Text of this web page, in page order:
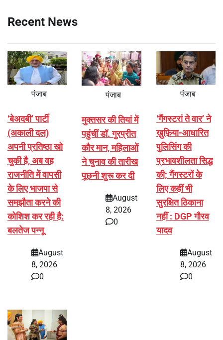
Recent News
पंजाब
‘बेअदबी’ पार्टी
(अकाली दल)
अपनी प्रतिष्ठा खो
चुकी है, अब वह
राजनीति में वापसी
के लिए भाजपा से
समझौता करने की
कोशिश कर रही है:
बलतेज पन्नू
August
8, 2026
0
पंजाब
मुक्तसर की तियां में
पहुंचीं डॉ. गुरप्रीत
कौर मान, महिलाओं
ने चुनाव की तारीख
पूछनी शुरू कर दी
August
8, 2026
0
पंजाब
‘गैंगस्टरां ते वार’ ने
ख़ुफ़िया-आधारित
पुलिसिंग की
प्रभावशीलता सिद्ध
की; गैंगस्टरों के
लिए कहीं भी
सुरक्षित ठिकाना
नहीं : DGP गौरव
यादव
August
8, 2026
0